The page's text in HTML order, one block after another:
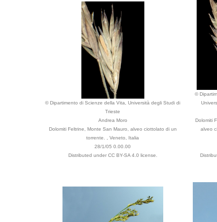
© Dipartimento di Scienze della Vita, Università degli Studi di
Trieste
Andrea Moro
Dolomiti Feltrine, Monte San Mauro, alveo ciottolato di un
torrente. , Veneto, Italia
28/1/05 0.00.00
Distributed under CC BY-SA 4.0 license.
©
Dolomiti
alveo